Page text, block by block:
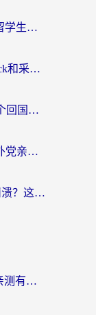
海外VPN中国：告别地域限制，留学生与华人如何轻松刷国内剧、玩国服？
海外党刷国内资源总卡？Quickback和采集蜂好用吗？这篇指南帮你避坑
ChickCN VPN和旋风VPN对比哪个回国效果更好？海外党亲测实用指南
ChickCN和Quickback哪个好？海外党亲测回国加速器，轻松解锁国内资源（附避坑指南）
华为手机在国外用国内App卡到崩溃？这篇加速器指南帮你无缝刷剧打游戏
国外玩穿越火线会卡吗？海外党亲测有效的国服游戏加速指南